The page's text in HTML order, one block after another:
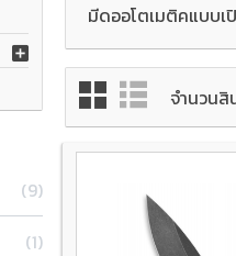
9
1
มีดออโตเมติคแบบเ
จำนวนสิ